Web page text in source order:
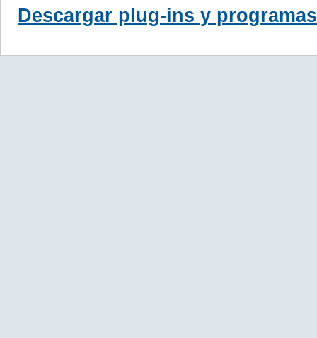
Descargar plug-ins y